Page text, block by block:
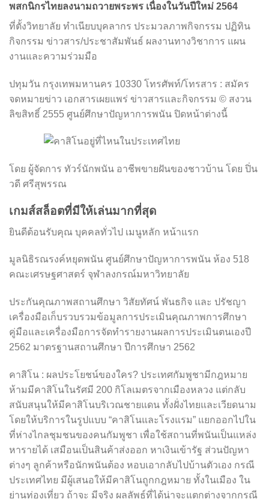
พสกนิกรไทยลงนามถวายพระพร เนื่องในวันปีใหม่ 2564
ที่ตั้งวิทยาลัย ทำเนียบบุคลากร ประมวลภาพกิจกรรม ปฏิทิน
กิจกรรม ข่าวสาร/ประชาสัมพันธ์ ผลงานทางวิชาการ แผน
งานและความร่วมมือ
ปทุมวัน กรุงเทพมหานคร 10330 โทรศัพท์/โทรสาร : สมัคร
จดหมายข่าว เอกสารเผยแพร่ ข่าวสารและกิจกรรม © สงวน
ลิขสิทธิ์ 2555 ศูนย์ศึกษาปัญหาการพนัน ปิดหน้าต่างนี้
โดย ผู้จัดการ ทัวร์นักพนัน อาชีพขายฝันของชาวบ้าน โดย ปิ่น
วดี ศรีสุพรรณ
เกมส์สล็อตที่มีให้เล่นมากที่สุด
ยินดีต้อนรับคุณ บุคคลทั่วไป เมนูหลัก หน้าแรก
มูลนิธิรณรงค์หยุดพนัน ศูนย์ศึกษาปัญหาการพนัน ห้อง 518
คณะเศรษฐศาสตร์ จุฬาลงกรณ์มหาวิทยาลัย
ประกันคุณภาพสถานศึกษา วิสัยทัศน์ พันธกิจ และ ปรัชญา
เครื่องมือเก็บรวบรวมข้อมูลการประเมินคุณภาพการศึกษา
คู่มือและเครื่องมือการจัดทำรายงานผลการประเมินตนเองปี
2562 มาตรฐานสถานศึกษา ปีการศึกษา 2562
คาสิโน : ผลประโยชน์ของใคร? ประเทศกัมพูชามีกฎหมาย
ห้ามมีคาสิโนในรัศมี 200 กิโลเมตรจากเมืองหลวง แต่กลับ
สนับสนุนให้มีคาสิโนบริเวณชายแดน ทั้งฝั่งไทยและเวียดนาม
โดยให้บริการในรูปแบบ “คาสิโนและโรงแรม” แยกออกไปใน
ที่ห่างไกลชุมชนของคนกัมพูชา เพื่อใช้สถานที่พนันเป็นแหล่ง
หารายได้ เสมือนเป็นสินค้าส่งออก หาเงินเข้ารัฐ ส่วนปัญหา
ต่างๆ ลูกค้าหรือนักพนันต้อง หอบเอากลับไปบ้านตัวเอง กรณี
ประเทศไทย มีผู้เสนอให้มีคาสิโนถูกกฎหมาย ทั้งในเมือง ใน
ย่านท่องเที่ยว ถ้าจะ มีจริง ผลลัพธ์ที่ได้น่าจะแตกต่างจากกรณี